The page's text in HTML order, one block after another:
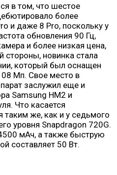
в том, что шестое
более
и даже 8 Pro, поскольку у
обновления 90 Гц,
и более низкая цена,
стороны, новинка стала
который был оснащен
Мп. Свое место в
заслужил еще и
Samsung HM2 и
Что касается
таким же, как и у седьмого
уровня Snapdragon 720G.
мАч, а также быструю
составляет 50 Вт.